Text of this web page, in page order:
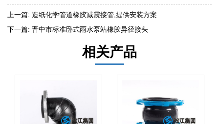
上一篇: 造纸化学管道橡胶减震接管,提供安装方案
下一篇: 晋中市标准卧式雨水泵站橡胶异径接头
相关产品